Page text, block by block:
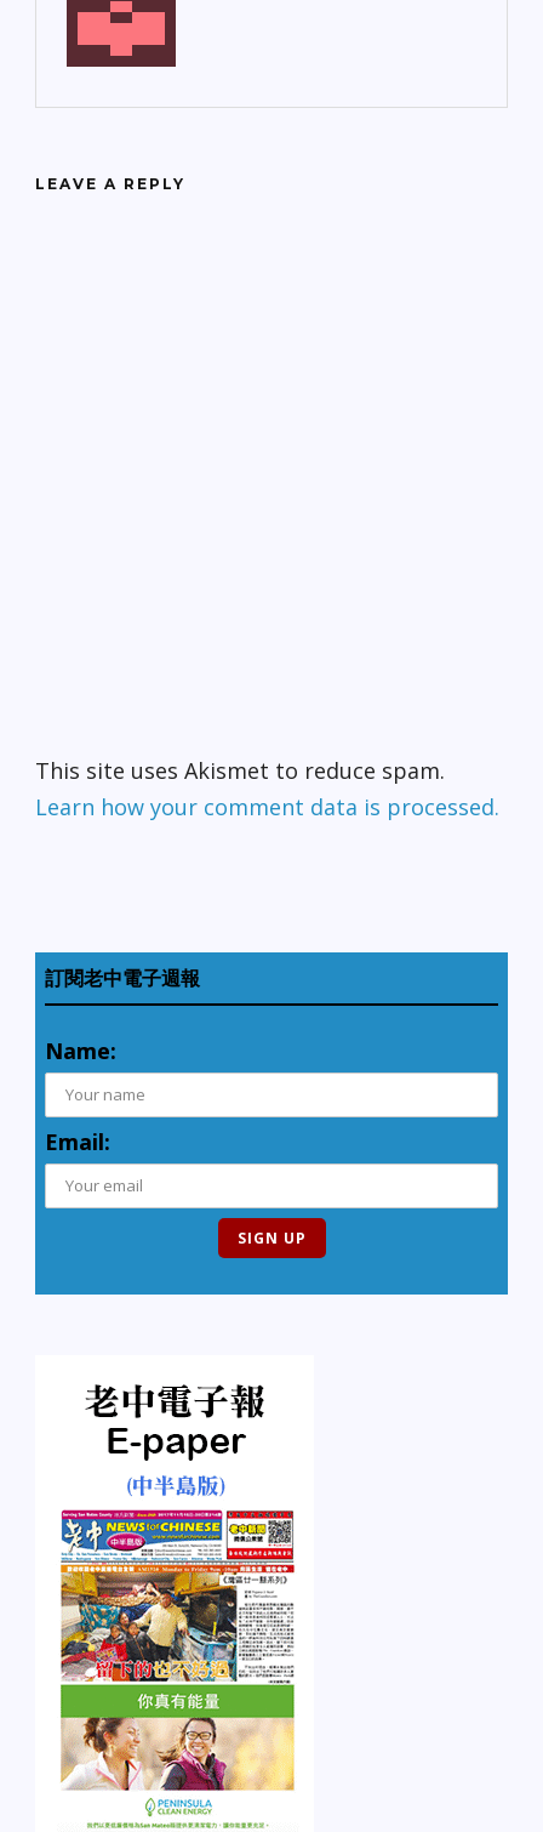
LEAVE A REPLY
This site uses Akismet to reduce spam.
Learn how your comment data is processed.
訂閱老中電子週報
Name:
Email: